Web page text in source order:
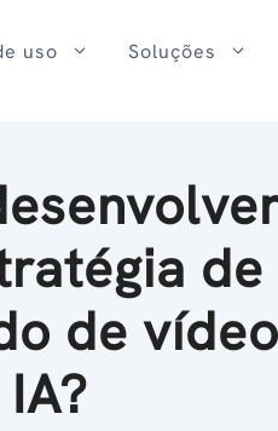
uso Soluções
de
de vídeo